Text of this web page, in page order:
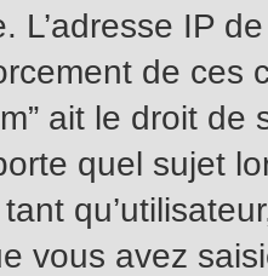
L’adresse IP
de
ait le droit de
quel sujet
vous avez